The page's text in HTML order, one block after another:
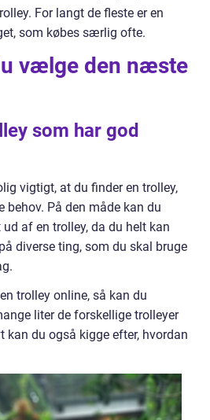
For langt de fleste er en
som købes særlig ofte.
vælge den næste
som har god
vigtigt, at du finder en trolley,
behov. På den måde kan du
af en trolley, da du helt kan
diverse ting, som du skal bruge
trolley online, så kan du
liter de forskellige trolleyer
kan du også kigge efter, hvordan